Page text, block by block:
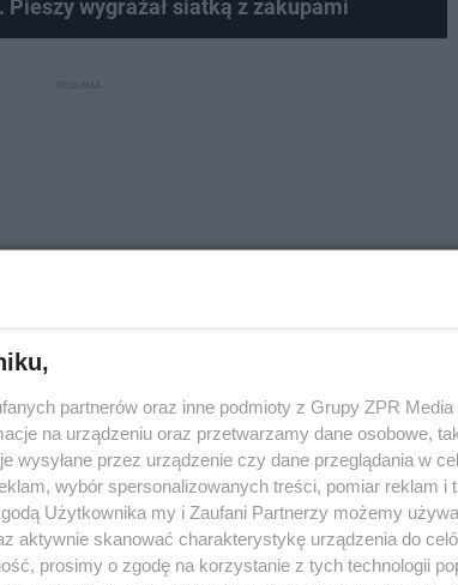
Pieszy wygrażał siatką z zakupami
zgłosił już obecny prezydent Wrocławia,
z ramienia Nowej Lewicy.Wybory odbędą się
partnerów oraz inne podmioty z Grupy ZPR
na urządzeniu oraz przetwarzamy dane osobowe,
wysyłane przez urządzenie czy dane przeglądania w
wybór spersonalizowanych treści, pomiar reklam i
Użytkownika my i Zaufani Partnerzy możemy
aktywnie skanować charakterystykę urządzenia do
prosimy o zgodę na korzystanie z tych technologii